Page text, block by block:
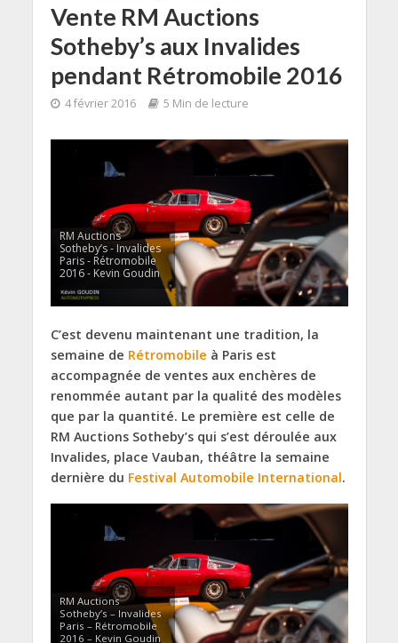
Vente RM Auctions
Sotheby’s aux Invalides
pendant Rétromobile 2016
4 février 2016 5 Min de lecture
RM Auctions
Sotheby’s - Invalides
Paris - Rétromobile
2016 - Kevin Goudin
C’est devenu maintenant une tradition, la
semaine de Rétromobile à Paris est
accompagnée de ventes aux enchères de
renommée autant par la qualité des modèles
que par la quantité. Le première est celle de
RM Auctions Sotheby’s qui s’est déroulée aux
Invalides, place Vauban, théâtre la semaine
dernière du Festival Automobile International.
RM Auctions
Sotheby’s – Invalides
Paris – Rétromobile
2016 – Kevin Goudin